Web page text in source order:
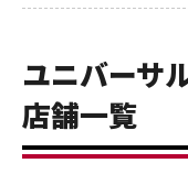
ユニバーサ
店舗一覧